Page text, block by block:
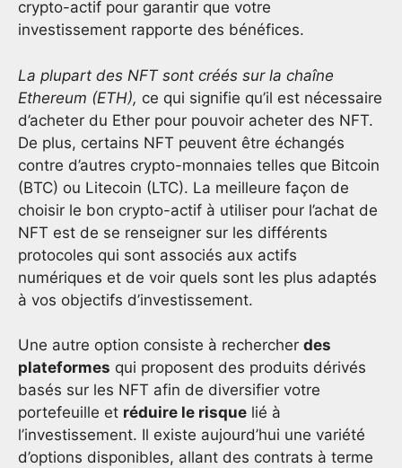
crypto-actif pour garantir que votre
investissement rapporte des bénéfices.
La plupart des NFT sont créés sur la chaîne
Ethereum (ETH), ce qui signifie qu’il est nécessaire
d’acheter du Ether pour pouvoir acheter des NFT.
De plus, certains NFT peuvent être échangés
contre d’autres crypto-monnaies telles que Bitcoin
(BTC) ou Litecoin (LTC). La meilleure façon de
choisir le bon crypto-actif à utiliser pour l’achat de
NFT est de se renseigner sur les différents
protocoles qui sont associés aux actifs
numériques et de voir quels sont les plus adaptés
à vos objectifs d’investissement.
Une autre option consiste à rechercher des
plateformes qui proposent des produits dérivés
basés sur les NFT afin de diversifier votre
portefeuille et réduire le risque lié à
l’investissement. Il existe aujourd’hui une variété
d’options disponibles, allant des contrats à terme